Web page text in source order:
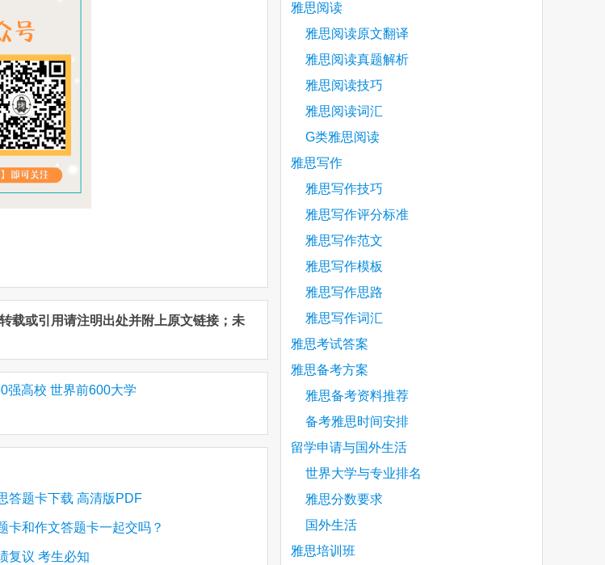
载或引用请注明出处并附上原文链接；未
强高校 世界前600大学
答题卡下载 高清版PDF
卡和作文答题卡一起交吗？
复议 考生必知
雅思阅读
雅思阅读原文翻译
雅思阅读真题解析
雅思阅读技巧
雅思阅读词汇
G类雅思阅读
雅思写作
雅思写作技巧
雅思写作评分标准
雅思写作范文
雅思写作模板
雅思写作思路
雅思写作词汇
雅思考试答案
雅思备考方案
雅思备考资料推荐
备考雅思时间安排
留学申请与国外生活
世界大学与专业排名
雅思分数要求
国外生活
雅思培训班